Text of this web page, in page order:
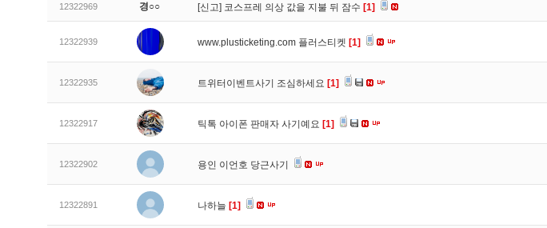
12322969 경○○ [신고] 코스프레 의상 값을 지불 뒤 잠수 [1]
12322939 www.plusticketing.com 플러스티켓 [1]
12322935 트위터이벤트사기 조심하세요 [1]
12322917 틱톡 아이폰 판매자 사기예요 [1]
12322902 용인 이언호 당근사기
12322891 나하늘 [1]